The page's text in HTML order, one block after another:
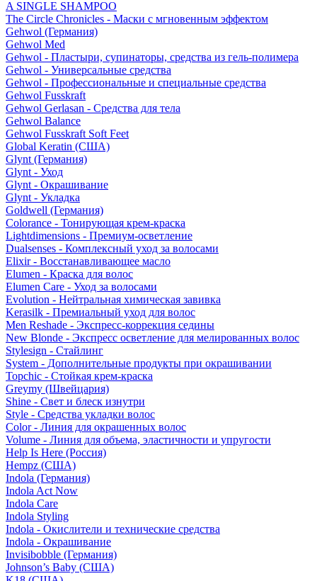
A SINGLE SHAMPOO
The Circle Chronicles - Маски с мгновенным эффектом
Gehwol (Германия)
Gehwol Med
Gehwol - Пластыри, супинаторы, средства из гель-полимера
Gehwol - Универсальные средства
Gehwol - Профессиональные и специальные средства
Gehwol Fusskraft
Gehwol Gerlasan - Средства для тела
Gehwol Balance
Gehwol Fusskraft Soft Feet
Global Keratin (США)
Glynt (Германия)
Glynt - Уход
Glynt - Окрашивание
Glynt - Укладка
Goldwell (Германия)
Colorance - Тонирующая крем-краска
Lightdimensions - Премиум-осветление
Dualsenses - Комплексный уход за волосами
Elixir - Восстанавливающее масло
Elumen - Краска для волос
Elumen Care - Уход за волосами
Evolution - Нейтральная химическая завивка
Kerasilk - Премиальный уход для волос
Men Reshade - Экспресс-коррекция седины
New Blonde - Экспресс осветление для мелированных волос
Stylesign - Стайлинг
System - Дополнительные продукты при окрашивании
Topchic - Стойкая крем-краска
Greymy (Швейцария)
Shine - Свет и блеск изнутри
Style - Средства укладки волос
Color - Линия для окрашенных волос
Volume - Линия для объема, эластичности и упругости
Help Is Here (Россия)
Hempz (США)
Indola (Германия)
Indola Act Now
Indola Care
Indola Styling
Indola - Окислители и технические средства
Indola - Окрашивание
Invisibobble (Германия)
Johnson’s Baby (США)